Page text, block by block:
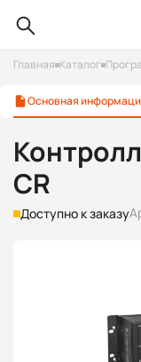
Главная Каталог
Основная
CR
Доступно к заказу